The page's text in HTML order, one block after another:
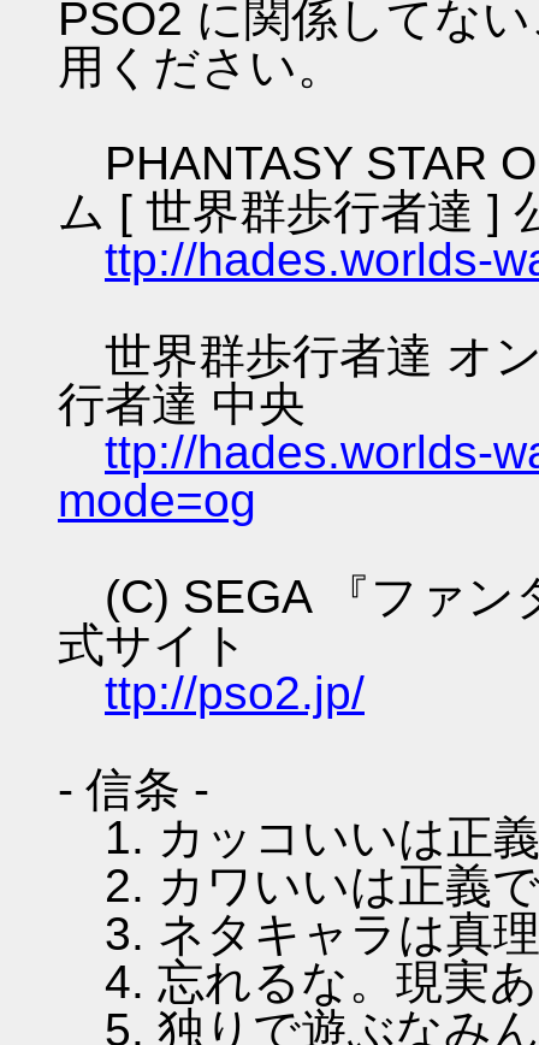
PSO2 に関係してな
用ください。
PHANTASY STAR
ム [ 世界群歩行者達 ]
ttp://hades.worlds-
世界群歩行者達 オ
行者達 中央
ttp://hades.worlds-
mode=og
(C) SEGA 『ファン
式サイト
ttp://pso2.jp/
- 信条 -
1. カッコいいは正
2. カワいいは正義
3. ネタキャラは真
4. 忘れるな。現実
5. 独りで遊ぶなみ